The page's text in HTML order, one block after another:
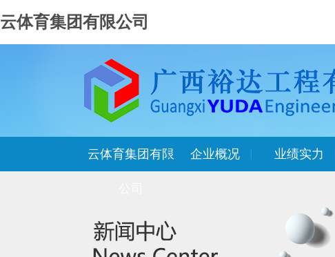
云体育集团有限公司
云体育集团有限 企业概况 业绩实力